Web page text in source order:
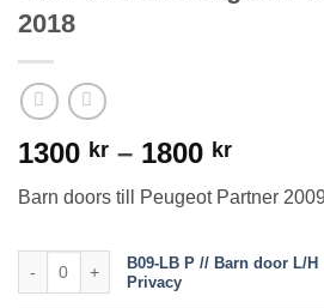
2018
1300 kr – 1800 kr
1300 kr
till
Barn doors till Peugeot Partner
B09-LB P // Barn door L/H Privacy mängd
B09-LB P // Barn door L/H
Privacy